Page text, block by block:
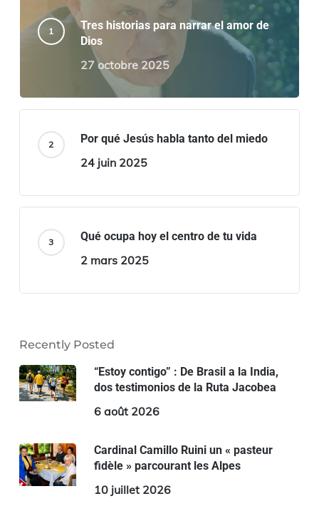
Tres historias para narrar el amor de
Dios
27 octobre 2025
Por qué Jesús habla tanto del miedo
24 juin 2025
Qué ocupa hoy el centro de tu vida
2 mars 2025
Recently Posted
“Estoy contigo” : De Brasil a la India,
dos testimonios de la Ruta Jacobea
6 août 2026
Cardinal Camillo Ruini un « pasteur
fidèle » parcourant les Alpes
10 juillet 2026